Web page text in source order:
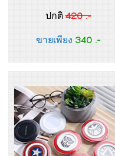
ปกติ420 .-
ขายเพียง 340 .-